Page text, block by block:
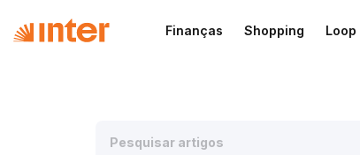
Finanças Shopping Loop